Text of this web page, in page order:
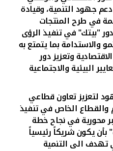
جهود التنمية، وقيادة
في طرح المنتجات
"بيتك" في تنفيذ الرؤى
والاستدامة بما يتمتع به
وتعزيز دور
البيئية والاجتماعية
لتعزيز تعاون قطاعي
والقطاع الخاص في تنفيذ
محورية في نجاح خطة
بأن يكون شريكاً رئيسياً
تهدف الى التنمية